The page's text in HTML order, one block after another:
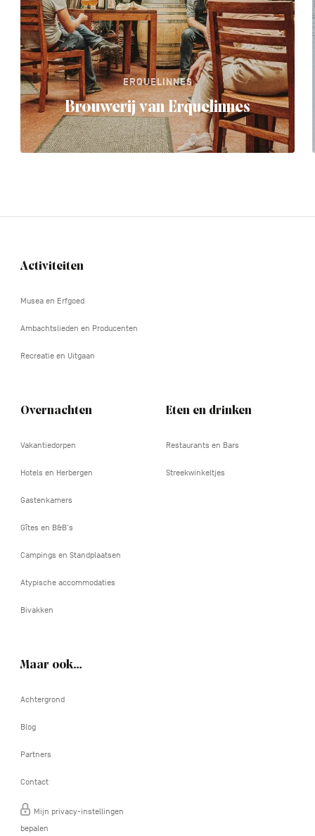
ERQUELINNES
Brouwerij van Erquelinnes
Navigation
Activiteiten
Musea en Erfgoed
Ambachtslieden en Producenten
Recreatie en Uitgaan
Overnachten
Vakantiedorpen
Hotels en Herbergen
Gastenkamers
Gîtes en B&B's
Campings en Standplaatsen
Atypische accommodaties
Bivakken
Eten en drinken
Restaurants en Bars
Streekwinkeltjes
Maar ook…
Achtergrond
Blog
Partners
Contact
Mijn privacy-instellingen
bepalen